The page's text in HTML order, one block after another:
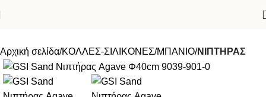
Αρχική σελίδα ΚΟΛΛΕΣ-ΣΙΛΙΚΟΝΕΣ ΜΠΑΝΙΟ ΝΙΠΤΗΡΑΣ